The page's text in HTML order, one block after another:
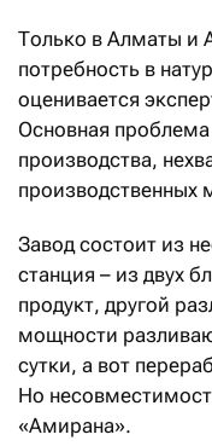
умственному
Для детей от
детское молоко
жирностью 3,2%,
смесь жирностью
творог 14%-ной
для взрослых –
творог 9%-ный,
жирностью 15 и
Только в Алматы и
потребность в
оценивается
Основная
производства,
производственных
Завод состоит из
станция – из двух
продукт, другой
мощности
сутки, а вот
Но
«Амирана».